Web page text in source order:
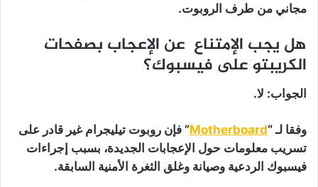
مجاني من طرف الروبوت.
هل يجب الإمتناع عن الإعجاب بصفحات
الكريبتو على فيسبوك؟
الجواب: لا.
وفقا لـ “Motherboard” فإن روبوت تيليجرام غير قادر على
تسريب معلومات حول الإعجابات الجديدة، بسبب إجراءات
فيسبوك الردعية وصيانة وغلق الثغرة الأمنية السابقة.